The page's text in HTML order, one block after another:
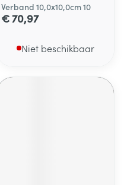
Verband 10,0x10,0cm 10
€ 70,97
Niet beschikbaar